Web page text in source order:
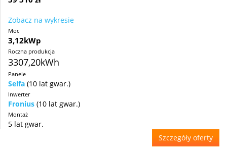
Zobacz na wykresie
Moc
3,12kWp
Roczna produkcja
3307,20kWh
Panele
Selfa (10 lat gwar.)
Inwerter
Fronius (10 lat gwar.)
Montaż
5 lat gwar.
Szczegóły oferty